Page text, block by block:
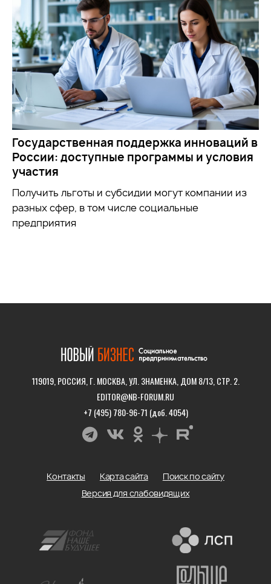
Государственная поддержка инноваций в
России: доступные программы и условия
участия
Получить льготы и субсидии могут компании из
разных сфер, в том числе социальные
предприятия
119019, РОССИЯ, Г. МОСКВА, УЛ. ЗНАМЕНКА, ДОМ 8/13, СТР. 2.
EDITOR@NB-FORUM.RU
+7 (495) 780-96-71 (доб. 4054)
Контакты Карта сайта
Поиск по сайту
Версия для слабовидящих